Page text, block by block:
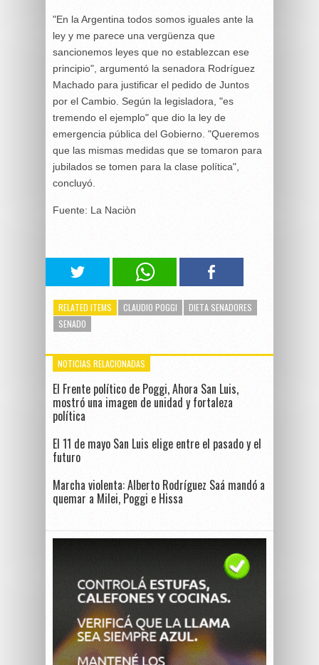
"En la Argentina todos somos iguales ante la
ley y me parece una vergüenza que
sancionemos leyes que no establezcan ese
principio", argumentó la senadora Rodríguez
Machado para justificar el pedido de Juntos
por el Cambio. Según la legisladora, "es
tremendo el ejemplo" que dio la ley de
emergencia pública del Gobierno. "Queremos
que las mismas medidas que se tomaron para
jubilados se tomen para la clase política",
concluyó.
Fuente: La Naciòn
RELATED ITEMS CLAUDIO POGGI
DIETA SENADORES
SENADO
NOTICIAS RELACIONADAS
El Frente político de Poggi, Ahora San Luis,
mostró una imagen de unidad y fortaleza
política
El 11 de mayo San Luis elige entre el pasado y el
futuro
Marcha violenta: Alberto Rodríguez Saá mandó a
quemar a Milei, Poggi e Hissa